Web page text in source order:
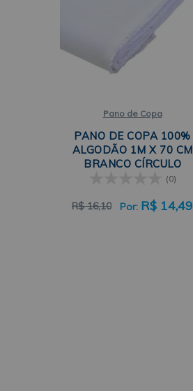
Pano de Copa
PANO DE COPA 100%
ALGODÃO 1M X 70 CM
BRANCO CÍRCULO
(0)
R$ 16,10 R$ 14,49